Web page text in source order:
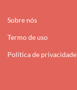
Sobre nós
Termo de uso
Política de privacidade